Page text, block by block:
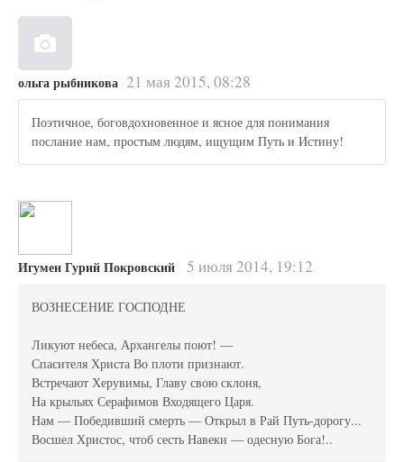
ольга рыбникова 21 мая 2015, 08:28
Поэтичное, боговдохновенное и ясное для понимания
послание нам, простым людям, ищущим Путь и Истину!
Игумен Гурий Покровский 5 июля 2014, 19:12
ВОЗНЕСЕНИЕ ГОСПОДНЕ
Ликуют небеса, Архангелы поют! —
Спасителя Христа Во плоти признают.
Встречают Херувимы, Главу свою склоня,
На крыльях Серафимов Входящего Царя.
Нам — Победивший смерть — Открыл в Рай Путь-дорогу...
Восшел Христос, чтоб сесть Навеки — одесную Бога!..